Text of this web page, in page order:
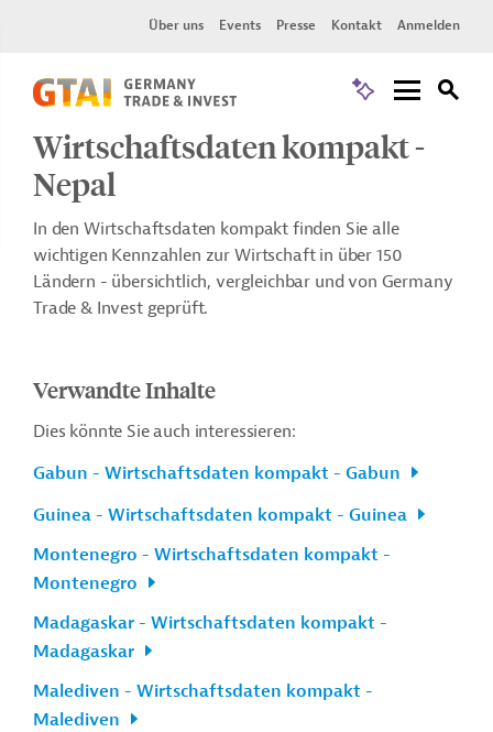
Über uns Events Presse Kontakt Anmelden
Wirtschaftsdaten kompakt -
Nepal
In den Wirtschaftsdaten kompakt finden Sie alle
wichtigen Kennzahlen zur Wirtschaft in über 150
Ländern - übersichtlich, vergleichbar und von Germany
Trade & Invest geprüft.
Verwandte Inhalte
Dies könnte Sie auch interessieren:
Gabun - Wirtschaftsdaten kompakt - Gabun
Guinea - Wirtschaftsdaten kompakt - Guinea
Montenegro - Wirtschaftsdaten kompakt -
Montenegro
Madagaskar - Wirtschaftsdaten kompakt -
Madagaskar
Malediven - Wirtschaftsdaten kompakt -
Malediven